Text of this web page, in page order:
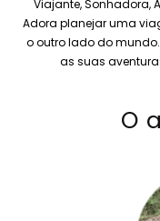
Viajante, Sonhadora,
Adora planejar uma
o outro lado do
as suas
O